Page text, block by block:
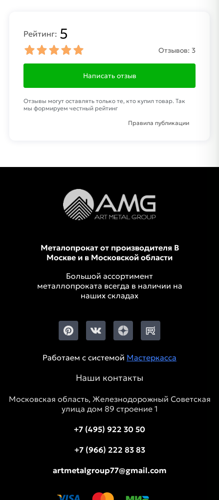
Рейтинг: 5
Отзывов: 3
Написать отзыв
Отзывы могут оставлять только те, кто купил товар. Так
мы формируем честный рейтинг
Правила публикации
Металопрокат от производителя В
Москве и в Московской области
Большой ассортимент
металлопроката всегда в наличии на
наших складах
Работаем с системой Мастеркасса
Наши контакты
Московская область, Железнодорожный Советская
улица дом 89 строение 1
+7 (495) 922 30 50
+7 (966) 222 83 83
artmetalgroup77@gmail.com